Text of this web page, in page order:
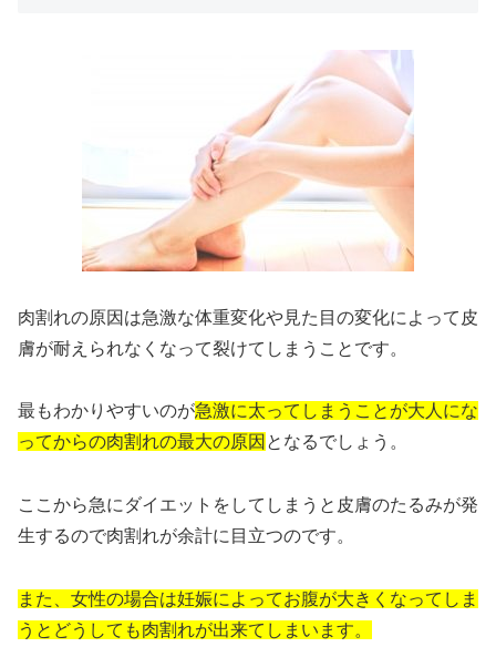
肉割れの原因は急激な体重変化や見た目の変化によって皮
膚が耐えられなくなって裂けてしまうことです。
最もわかりやすいのが急激に太ってしまうことが大人にな
ってからの肉割れの最大の原因 となるでしょう。
ここから急にダイエットをしてしまうと皮膚のたるみが発
生するので肉割れが余計に目立つのです。
また、女性の場合は妊娠によってお腹が大きくなってしま
うとどうしても肉割れが出来てしまいます。